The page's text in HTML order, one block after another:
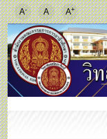
A- A A+